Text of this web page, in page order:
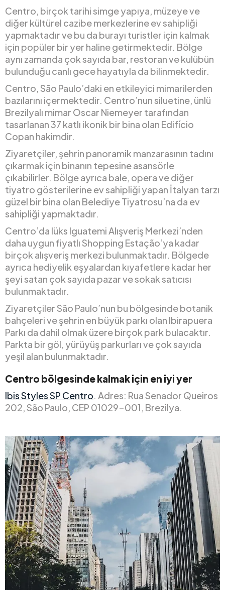
Centro, birçok tarihi simge yapıya, müzeye ve
diğer kültürel cazibe merkezlerine ev sahipliği
yapmaktadır ve bu da burayı turistler için kalmak
için popüler bir yer haline getirmektedir. Bölge
aynı zamanda çok sayıda bar, restoran ve kulübün
bulunduğu canlı gece hayatıyla da bilinmektedir.
Centro, São Paulo’daki en etkileyici mimarilerden
bazılarını içermektedir. Centro’nun siluetine, ünlü
Brezilyalı mimar Oscar Niemeyer tarafından
tasarlanan 37 katlı ikonik bir bina olan Edifício
Copan hakimdir.
Ziyaretçiler, şehrin panoramik manzarasının tadını
çıkarmak için binanın tepesine asansörle
çıkabilirler. Bölge ayrıca bale, opera ve diğer
tiyatro gösterilerine ev sahipliği yapan İtalyan tarzı
güzel bir bina olan Belediye Tiyatrosu’na da ev
sahipliği yapmaktadır.
Centro’da lüks Iguatemi Alışveriş Merkezi’nden
daha uygun fiyatlı Shopping Estação’ya kadar
birçok alışveriş merkezi bulunmaktadır. Bölgede
ayrıca hediyelik eşyalardan kıyafetlere kadar her
şeyi satan çok sayıda pazar ve sokak satıcısı
bulunmaktadır.
Ziyaretçiler São Paulo’nun bu bölgesinde botanik
bahçeleri ve şehrin en büyük parkı olan Ibirapuera
Parkı da dahil olmak üzere birçok park bulacaktır.
Parkta bir göl, yürüyüş parkurları ve çok sayıda
yeşil alan bulunmaktadır.
Centro bölgesinde kalmak için en iyi yer
Ibis Styles SP Centro. Adres: Rua Senador Queiros
202, São Paulo, CEP 01029-001, Brezilya.